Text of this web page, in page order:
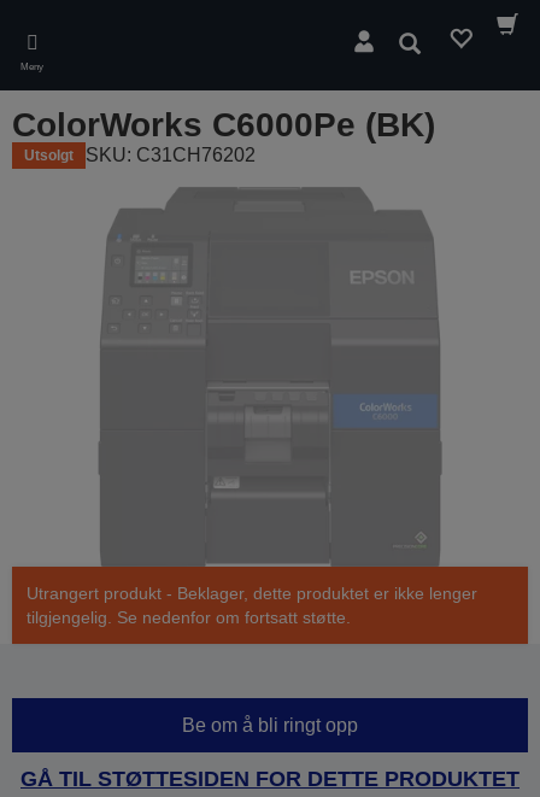
main
content
Meny
Søk
ColorWorks C6000Pe (BK)
Utsolgt SKU: C31CH76202
Utrangert produkt - Beklager, dette produktet er ikke lenger
tilgjengelig. Se nedenfor om fortsatt støtte.
Be om å bli ringt opp
GÅ TIL STØTTESIDEN FOR DETTE PRODUKTET